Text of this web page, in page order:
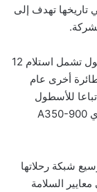
تاريخها تهدف إلى
وأضاف في تصريحات له، أن خطة تحديث الأسطول تشمل استلام 12
جديدة خلال العام الجاري، إضافة إلى 13 طائرة أخرى عام
للأسطول
بحلول عام 2031 إلى 34 طائرة حديثة من طرازي A350-900
شبكة رحلاتها
السلامة